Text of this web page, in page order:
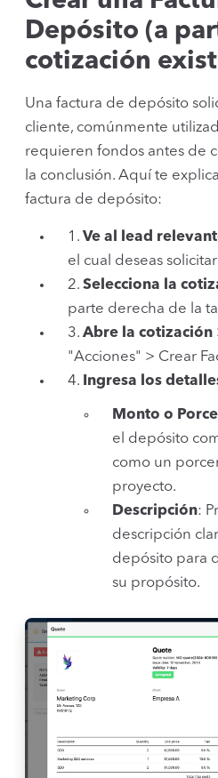
Depósito (a
cotización
Una factura de depósito
cliente, comúnmente
requieren fondos antes de
la conclusión. Aquí te
factura de depósito:
1. Ve al lead
el cual deseas
2. Selecciona la
parte derecha de la
3. Abre la cotización
"Acciones" > Crear
4. Ingresa los
Monto o
el depósito
como un
proyecto.
Descripción:
descripción
depósito para
su propósito.